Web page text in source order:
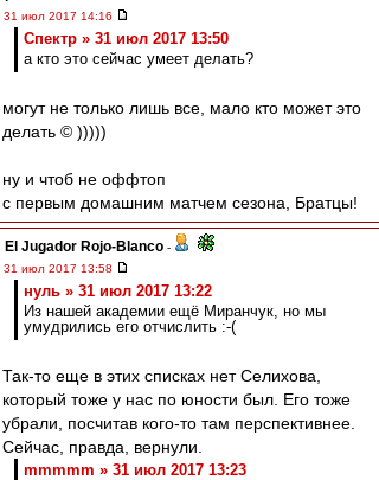
31 июл 2017 14:16
Спектр » 31 июл 2017 13:50
а кто это сейчас умеет делать?
могут не только лишь все, мало кто может это
делать © )))))
ну и чтоб не оффтоп
с первым домашним матчем сезона, Братцы!
El Jugador Rojo-Blanco -
31 июл 2017 13:58
нуль » 31 июл 2017 13:22
Из нашей академии ещё Миранчук, но мы
умудрились его отчислить :-(
Так-то еще в этих списках нет Селихова,
который тоже у нас по юности был. Его тоже
убрали, посчитав кого-то там перспективнее.
Сейчас, правда, вернули.
mmmmm » 31 июл 2017 13:23